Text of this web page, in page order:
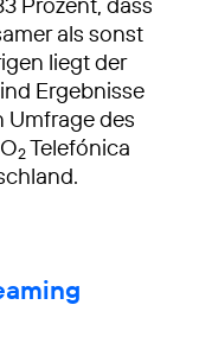
als sonst
liegt der
Ergebnisse
Umfrage des
2Telefónica